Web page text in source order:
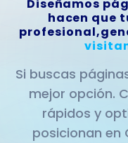
Diseñamos
hacen que
profesional,
Si buscas
mejor opción.
rápidos y
posicionan en